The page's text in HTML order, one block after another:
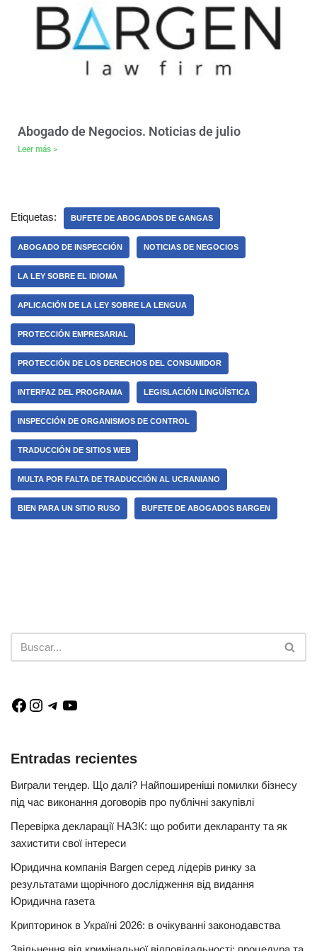
Abogado de Negocios. Noticias de julio
Leer más >
Etiquetas: BUFETE DE ABOGADOS DE GANGAS
ABOGADO DE INSPECCIÓN NOTICIAS DE NEGOCIOS
LA LEY SOBRE EL IDIOMA
APLICACIÓN DE LA LEY SOBRE LA LENGUA
PROTECCIÓN EMPRESARIAL
PROTECCIÓN DE LOS DERECHOS DEL CONSUMIDOR
INTERFAZ DEL PROGRAMA LEGISLACIÓN LINGÜÍSTICA
INSPECCIÓN DE ORGANISMOS DE CONTROL
TRADUCCIÓN DE SITIOS WEB
MULTA POR FALTA DE TRADUCCIÓN AL UCRANIANO
BIEN PARA UN SITIO RUSO BUFETE DE ABOGADOS BARGEN
Entradas recientes
Виграли тендер. Що далі? Найпоширеніші помилки бізнесу
під час виконання договорів про публічні закупівлі
Перевірка декларації НАЗК: що робити декларанту та як
захистити свої інтереси
Юридична компанія Bargen серед лідерів ринку за
результатами щорічного дослідження від видання
Юридична газета
Крипторинок в Україні 2026: в очікуванні законодавства